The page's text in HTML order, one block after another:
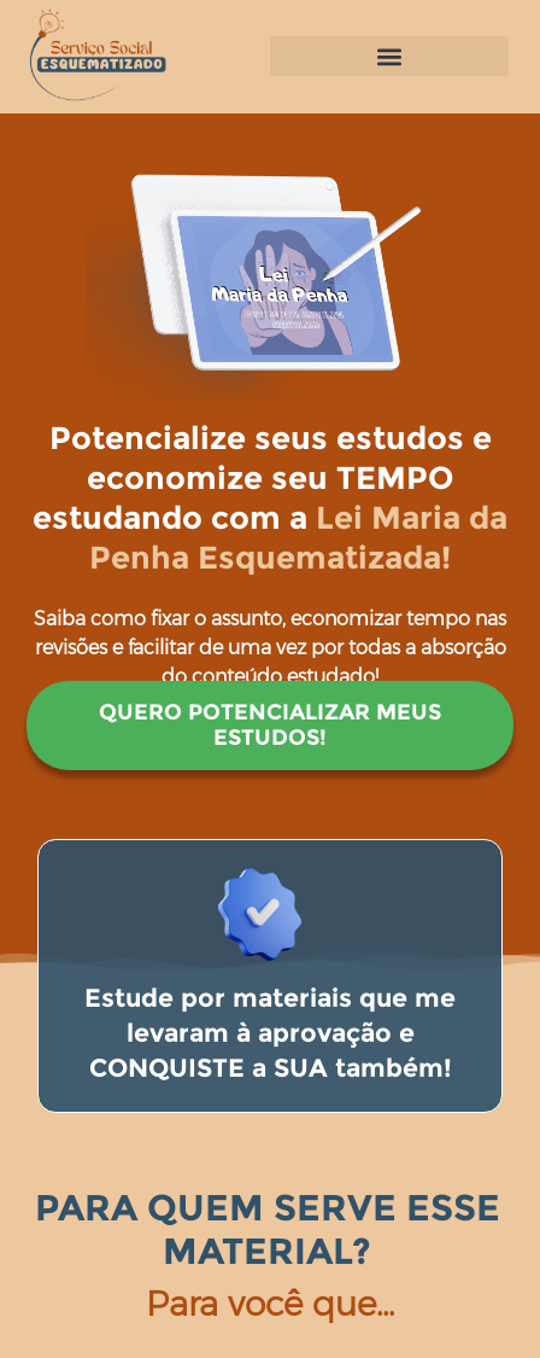
Potencialize seus estudos e
economize seu TEMPO
estudando com a Lei Maria da
Penha Esquematizada!
Saiba como fixar o assunto, economizar tempo nas
revisões e facilitar de uma vez por todas a absorção
do conteúdo estudado!
QUERO POTENCIALIZAR MEUS
ESTUDOS!
Estude por materiais que me
levaram à aprovação e
CONQUISTE a SUA também!
PARA QUEM SERVE ESSE
MATERIAL?
Para você que…